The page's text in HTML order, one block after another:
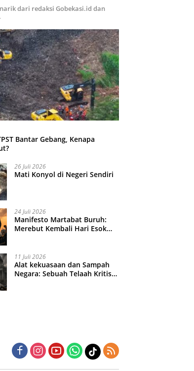
dari redaksi Gobekasi.id dan
Bantar Gebang, Kenapa
26 Juli 2026
Mati Konyol di Negeri Sendiri
24 Juli 2026
Manifesto Martabat Buruh:
Merebut Kembali Hari Esok
11 Juli 2026
Alat kekuasaan dan Sampah
Negara: Sebuah Telaah Kritis